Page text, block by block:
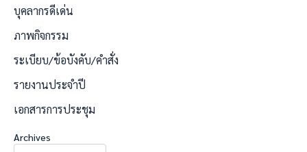
บุคลากรดีเด่น
ภาพกิจกรรม
ระเบียบ/ข้อบังคับ/คำสั่ง
รายงานประจำปี
เอกสารการประชุม
Archives